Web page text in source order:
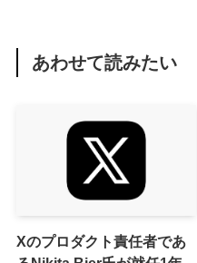
あわせて読みたい
Xのプロダクト責任者であ